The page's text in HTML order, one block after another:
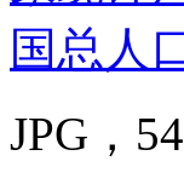
JPG，